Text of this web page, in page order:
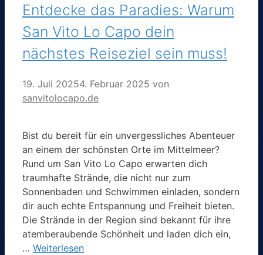
Entdecke das Paradies: Warum
San Vito Lo Capo dein
nächstes Reiseziel sein muss!
19. Juli 20254. Februar 2025 von
sanvitolocapo.de
Bist du bereit für ein unvergessliches Abenteuer
an einem der schönsten Orte im Mittelmeer?
Rund um San Vito Lo Capo erwarten dich
traumhafte Strände, die nicht nur zum
Sonnenbaden und Schwimmen einladen, sondern
dir auch echte Entspannung und Freiheit bieten.
Die Strände in der Region sind bekannt für ihre
atemberaubende Schönheit und laden dich ein,
… Weiterlesen